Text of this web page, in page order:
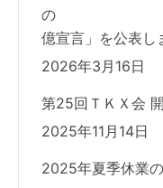
の
億宣言」を公表
2026年3月16日
第25回ＴＫＸ会
2025年11月14日
2025年夏季休業